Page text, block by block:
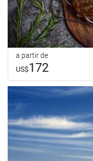
a partir de
US$172